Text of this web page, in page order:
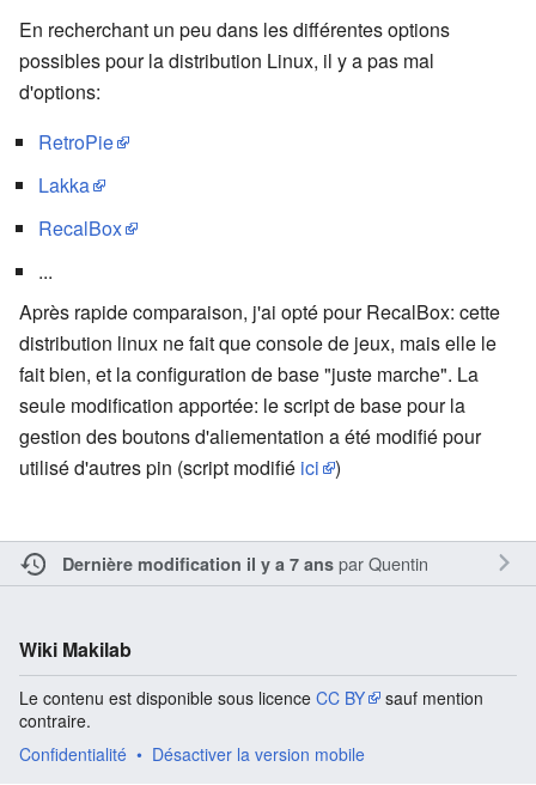
En recherchant un peu dans les différentes options
possibles pour la distribution Linux, il y a pas mal
d'options:
RetroPie
Lakka
RecalBox
...
Après rapide comparaison, j'ai opté pour RecalBox: cette
distribution linux ne fait que console de jeux, mais elle le
fait bien, et la configuration de base "juste marche". La
seule modification apportée: le script de base pour la
gestion des boutons d'aliementation a été modifié pour
utilisé d'autres pin (script modifié ici )
Dernière modification il y a 7 ansparQuentin
Wiki Makilab
Le contenu est disponible sous licence CC BY
sauf mention
contraire.
Confidentialité
Désactiver la version mobile